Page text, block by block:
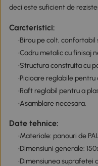
deci este suficient de
Carcteristici:
•Birou pe colt,
•Cadru metalic cu finisaj
•Structura construita cu
•Picioare reglabile
•Raft reglabil pentru a
•Asamblare necesara.
Date tehnice:
•Materiale: panouri de
•Dimensiuni generale:
•Dimensiunea suprafetei